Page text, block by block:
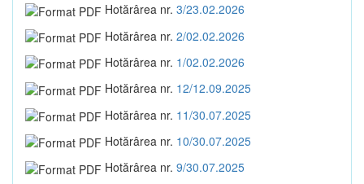
Hotărârea nr. 3/23.02.2026
Hotărârea nr. 2/02.02.2026
Hotărârea nr. 1/02.02.2026
Hotărârea nr. 12/12.09.2025
Hotărârea nr. 11/30.07.2025
Hotărârea nr. 10/30.07.2025
Hotărârea nr. 9/30.07.2025